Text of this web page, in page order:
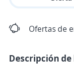
Ofertas de
Descripción